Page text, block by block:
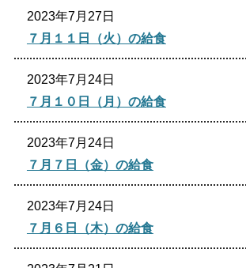
language
2023年7月27日
７月１１日（火）の給食
2023年7月24日
７月１０日（月）の給食
2023年7月24日
７月７日（金）の給食
2023年7月24日
７月６日（木）の給食